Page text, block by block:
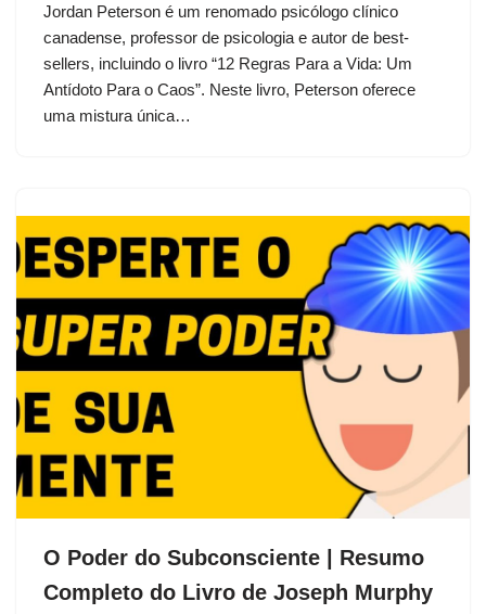
Jordan Peterson é um renomado psicólogo clínico
canadense, professor de psicologia e autor de best-
sellers, incluindo o livro “12 Regras Para a Vida: Um
Antídoto Para o Caos”. Neste livro, Peterson oferece
uma mistura única…
O Poder do Subconsciente | Resumo
Completo do Livro de Joseph Murphy